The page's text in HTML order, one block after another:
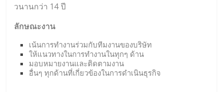
วนานกว่า 14 ปี
ลักษณะงาน
เน้นการทำงานร่วมกับทีมงานของบริษัท
ให้แนวทางในการทำงานในทุกๆ ด้าน
มอบหมายงานและติดตามงาน
อื่นๆ ทุกด้านที่เกี่ยวข้องในการดำเนินธุรกิจ